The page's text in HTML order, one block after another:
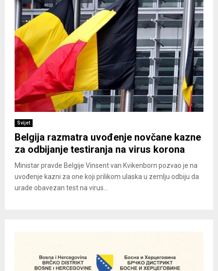
Svijet
Belgija razmatra uvođenje novčane kazne
za odbijanje testiranja na virus korona
Ministar pravde Belgije Vinsent van Kvikenborn pozvao je na
uvođenje kazni za one koji prilikom ulaska u zemlju odbiju da
urade obavezan test na virus...